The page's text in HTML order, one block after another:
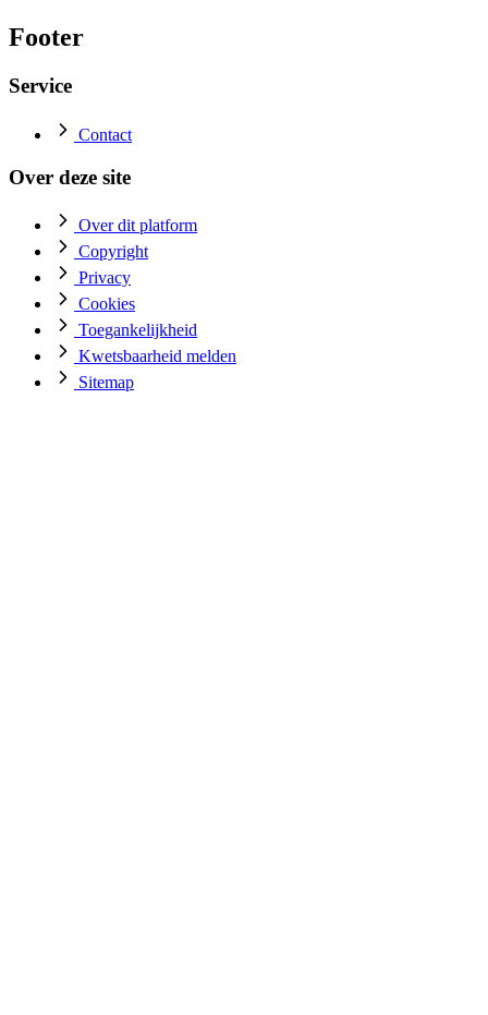
Footer
Service
Contact
Over deze site
Over dit platform
Copyright
Privacy
Cookies
Toegankelijkheid
Kwetsbaarheid melden
Sitemap